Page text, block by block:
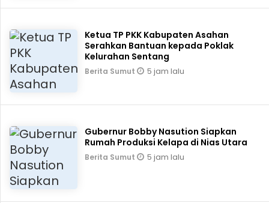
Ketua TP PKK Kabupaten Asahan
Serahkan Bantuan kepada Poklak
Kelurahan Sentang
Berita Sumut 5 jam lalu
Gubernur Bobby Nasution Siapkan
Rumah Produksi Kelapa di Nias Utara
Berita Sumut 5 jam lalu